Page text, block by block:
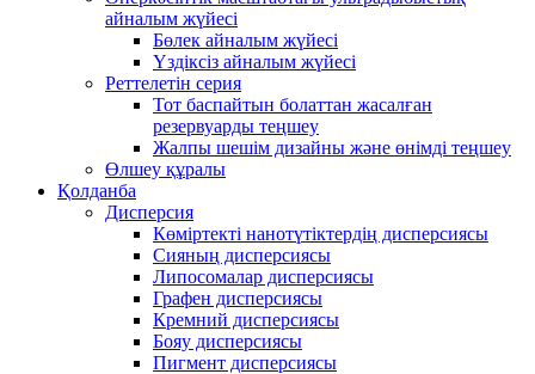
айналым жүйесі
Бөлек айналым жүйесі
Үздіксіз айналым жүйесі
Реттелетін серия
Тот баспайтын болаттан жасалған
резервуарды теңшеу
Жалпы шешім дизайны және өнімді теңшеу
Өлшеу құралы
Қолданба
Дисперсия
Көміртекті нанотүтіктердің дисперсиясы
Сияның дисперсиясы
Липосомалар дисперсиясы
Графен дисперсиясы
Кремний дисперсиясы
Бояу дисперсиясы
Пигмент дисперсиясы